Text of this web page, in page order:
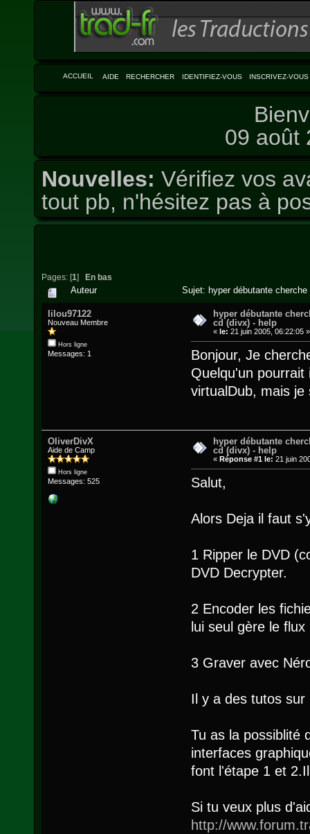
ACCUEIL AIDE RECHERCHER IDENTIFIEZ-VOUS INSCRIVEZ-VOUS
09 août
Nouvelles: Vérifiez vos
tout pb, n'hésitez pas à
Pages: [1] En bas
Auteur Sujet: hyper débutante
lilou97122
Nouveau Membre
Hors ligne
Messages: 1
hyper débutante
cd (divx) - help
«le: 21 juin 2005, 06:22:05 »
Bonjour, Je
Quelqu'un
virtualDub, mais
OliverDivX
Aide de Camp
Hors ligne
Messages: 525
hyper débutante
cd (divx) - help
« Réponse #1 le: 21 juin
Salut,
Alors Deja il faut
1 Ripper le DVD
DVD Decrypter.
2 Encoder les
lui seul gère le
3 Graver avec
Il y a des tutos
Tu as la possiblité
interfaces
font l'étape 1 et
Si tu veux plus
http://